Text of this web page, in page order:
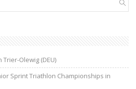
Trier-Olewig (DEU)
Sprint Triathlon Championships in